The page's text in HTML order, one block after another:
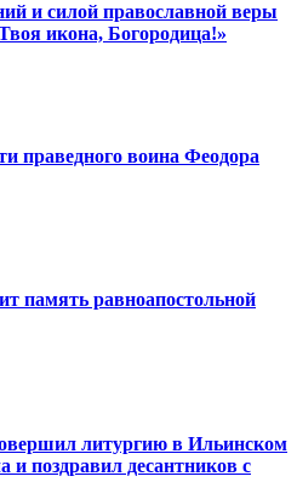
и силой православной веры
икона, Богородица!»
праведного воина Феодора
память равноапостольной
литургию в Ильинском
и поздравил десантников с